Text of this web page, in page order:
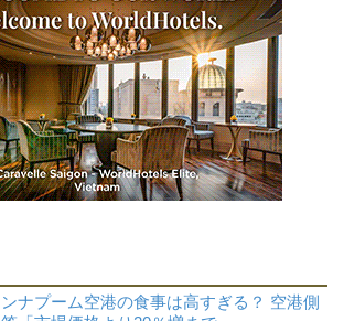
ナプーム空港の食事は高すぎる？ 空港側